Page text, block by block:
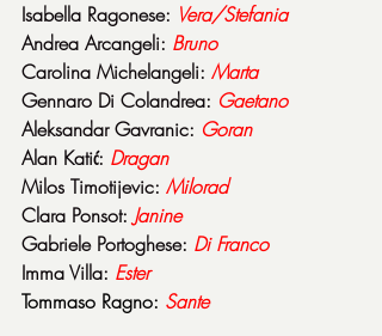
Isabella Ragonese: Vera/Stefania
Andrea Arcangeli: Bruno
Carolina Michelangeli: Marta
Gennaro Di Colandrea: Gaetano
Aleksandar Gavranic: Goran
Alan Katić: Dragan
Milos Timotijevic: Milorad
Clara Ponsot: Janine
Gabriele Portoghese: Di Franco
Imma Villa: Ester
Tommaso Ragno: Sante